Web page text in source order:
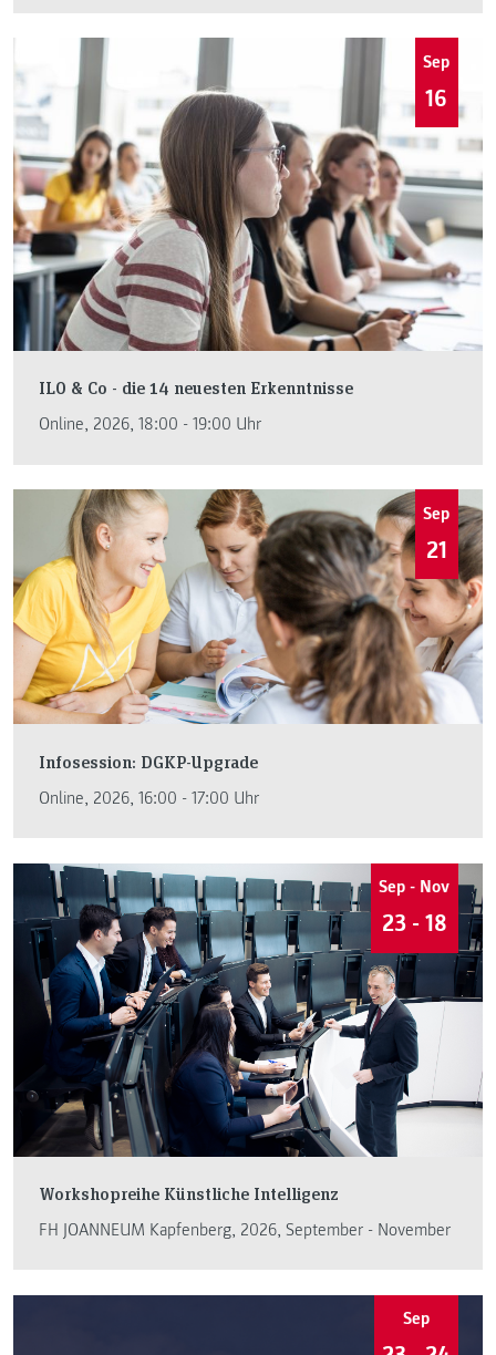
Sep
16
ILO & Co - die 14 neuesten Erkenntnisse
Online, 2026, 18:00 - 19:00 Uhr
Sep
21
Infosession: DGKP-Upgrade
Online, 2026, 16:00 - 17:00 Uhr
Sep - Nov
23 - 18
Workshopreihe Künstliche Intelligenz
FH JOANNEUM Kapfenberg, 2026, September - November
Sep